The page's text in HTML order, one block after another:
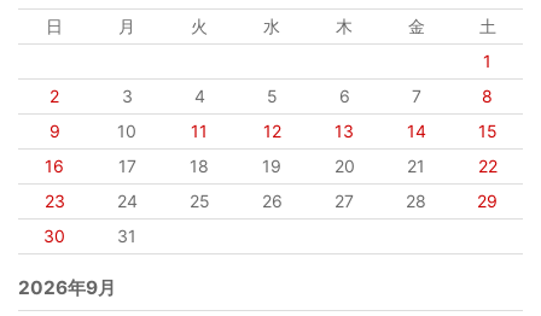
日 月 火 水 木 金
土
1
2
3 4 5 6 7
8
9
10 11 12 13 14
15
16
17 18 19 20 21
22
23
24 25 26 27 28
29
30
31
2026年9月